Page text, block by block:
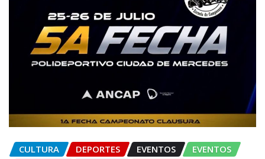
CULTURA DEPORTES EVENTOS
EVENTOS